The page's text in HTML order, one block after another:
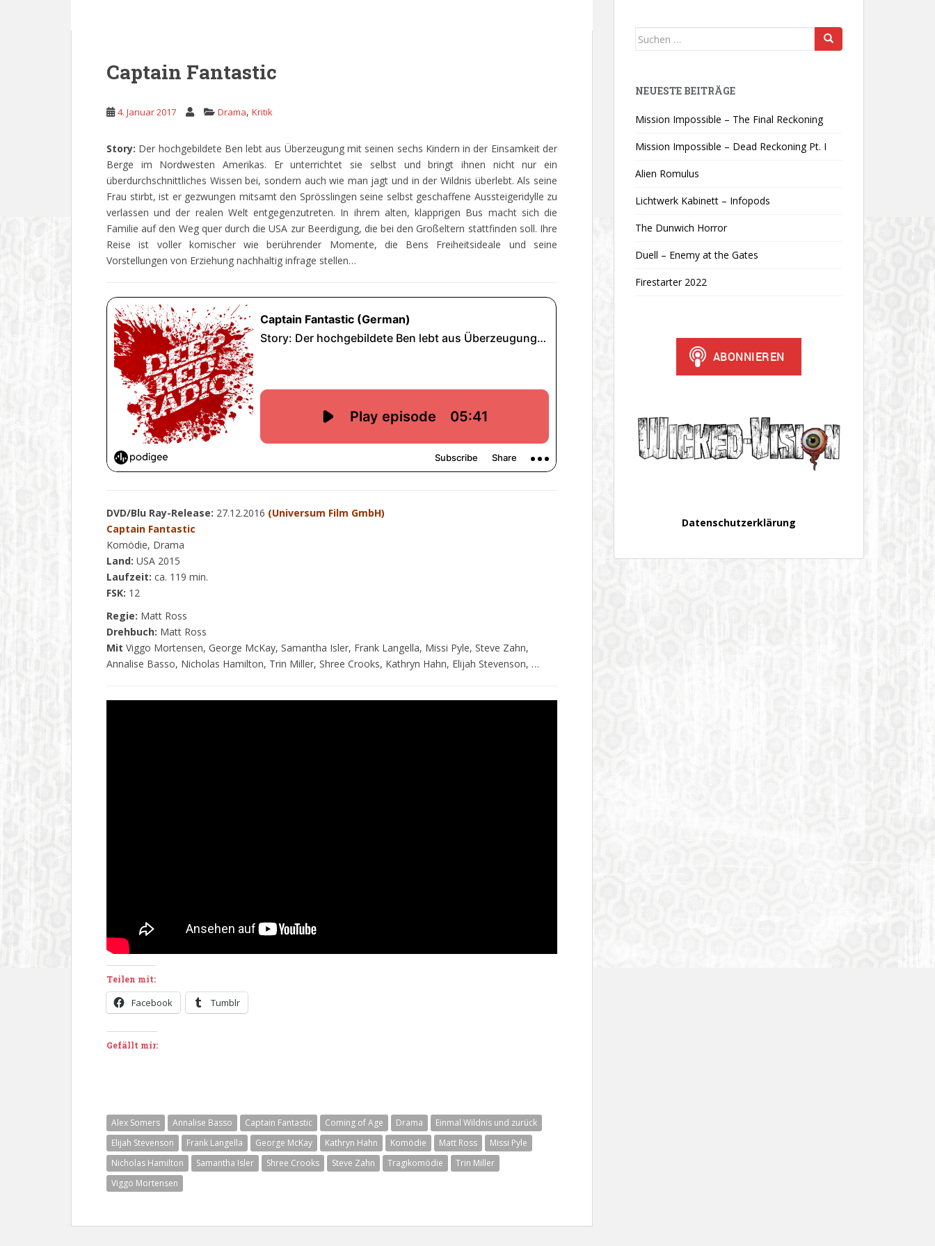
Captain Fantastic
4. Januar 2017 Drama, Kritik
Story: Der hochgebildete Ben lebt aus Überzeugung mit seinen sechs Kindern in der Einsamkeit der
Berge im Nordwesten Amerikas. Er unterrichtet sie selbst und bringt ihnen nicht nur ein
überdurchschnittliches Wissen bei, sondern auch wie man jagt und in der Wildnis überlebt. Als seine
Frau stirbt, ist er gezwungen mitsamt den Sprösslingen seine selbst geschaffene Aussteigeridylle zu
verlassen und der realen Welt entgegenzutreten. In ihrem alten, klapprigen Bus macht sich die
Familie auf den Weg quer durch die USA zur Beerdigung, die bei den Großeltern stattfinden soll. Ihre
Reise ist voller komischer wie berührender Momente, die Bens Freiheitsideale und seine
Vorstellungen von Erziehung nachhaltig infrage stellen…
DVD/Blu Ray-Release: 27.12.2016 (Universum Film GmbH)
Captain Fantastic
Komödie, Drama
Land: USA 2015
Laufzeit: ca. 119 min.
FSK: 12
Regie: Matt Ross
Drehbuch: Matt Ross
Mit Viggo Mortensen, George McKay, Samantha Isler, Frank Langella, Missi Pyle, Steve Zahn,
Annalise Basso, Nicholas Hamilton, Trin Miller, Shree Crooks, Kathryn Hahn, Elijah Stevenson, …
Teilen mit:
Facebook Tumblr
Gefällt mir:
Alex Somers Annalise Basso Captain Fantastic Coming of Age Drama
Einmal Wildnis und zurück
Elijah Stevenson
Frank Langella George McKay Kathryn Hahn Komödie Matt Ross
Missi Pyle
Nicholas Hamilton
Samantha Isler Shree Crooks Steve Zahn Tragikomödie
Trin Miller
Viggo Mortensen
Suchen
NEUESTE BEITRÄGE
Mission Impossible – The Final Reckoning
Mission Impossible – Dead Reckoning Pt. I
Alien Romulus
Lichtwerk Kabinett – Infopods
The Dunwich Horror
Duell – Enemy at the Gates
Firestarter 2022
Datenschutzerklärung